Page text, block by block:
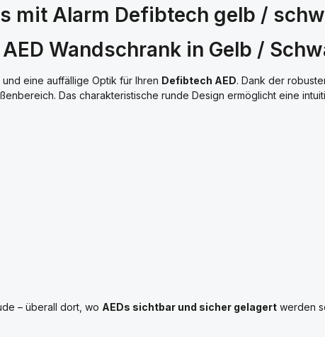
mit Alarm Defibtech gelb /
Wandschrank in Gelb /
eine auffällige Optik für Ihren Defibtech AED. Dank der
Das charakteristische runde Design ermöglicht eine
– überall dort, wo AEDs sichtbar und sicher gelagert werden